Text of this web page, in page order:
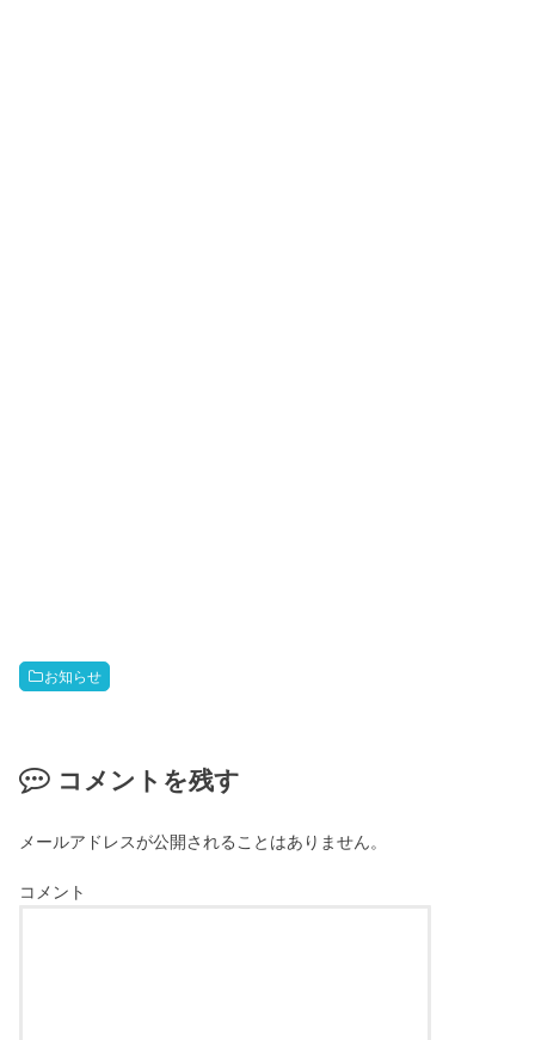
お知らせ
コメントを残す
メールアドレスが公開されることはありません。
コメント